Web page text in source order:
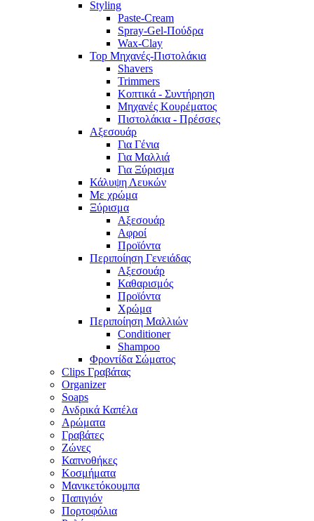
Styling
Paste-Cream
Spray-Gel-Πούδρα
Wax-Clay
Top Μηχανές-Πιστολάκια
Shavers
Trimmers
Κοπτικά - Συντήρηση
Μηχανές Κουρέματος
Πιστολάκια - Πρέσσες
Αξεσουάρ
Για Γένια
Για Μαλλιά
Για Ξύρισμα
Κάλυψη Λευκών
Με χρώμα
Ξύρισμα
Αξεσουάρ
Αφροί
Προϊόντα
Περιποίηση Γενειάδας
Αξεσουάρ
Καθαρισμός
Προϊόντα
Χρώμα
Περιποίηση Μαλλιών
Conditioner
Shampoo
Φροντίδα Σώματος
Clips Γραβάτας
Organizer
Soaps
Ανδρικά Καπέλα
Αρώματα
Γραβάτες
Ζώνες
Καπνοθήκες
Κοσμήματα
Μανικετόκουμπα
Παπιγιόν
Πορτοφόλια